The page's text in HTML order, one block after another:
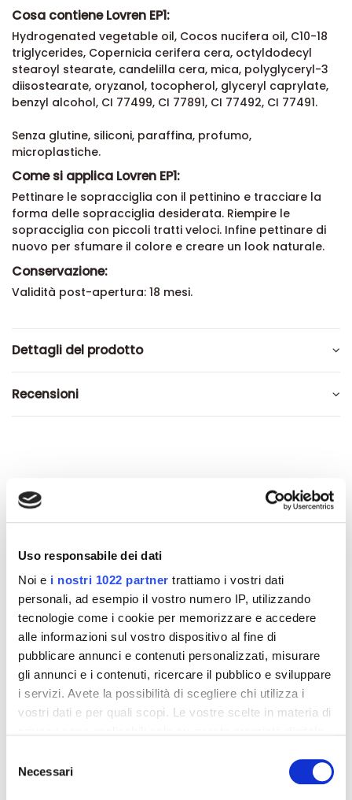
Uso responsabile dei dati
Noi e i nostri 1022 partner trattiamo i vostri dati
personali, ad esempio il vostro numero IP, utilizzando
tecnologie come i cookie per memorizzare e accedere
alle informazioni sul vostro dispositivo al fine di
pubblicare annunci e contenuti personalizzati, misurare
gli annunci e i contenuti, ricercare il pubblico e sviluppare
i servizi. Avete la possibilità di scegliere chi utilizza i
vostri dati e per quali scopi. Le vostre scelte in materia di
modificare o revocare il proprio consenso in qualsiasi
momento dalla Dichiarazione sui cookie o facendo clic
delNecessari
Cosa contiene Lovren EP1:
Hydrogenated vegetable oil, Cocos nucifera oil, C10-18
triglycerides, Copernicia cerifera cera, octyldodecyl
stearoyl stearate, candelilla cera, mica, polyglyceryl-3
diisostearate, oryzanol, tocopherol, glyceryl caprylate,
benzyl alcohol, CI 77499, CI 77891, CI 77492, CI 77491.
Senza glutine, siliconi, paraffina, profumo,
microplastiche.
Come si applica Lovren EP1:
Pettinare le sopracciglia con il pettinino e tracciare la
forma delle sopracciglia desiderata. Riempire le
sopracciglia con piccoli tratti veloci. Infine pettinare di
nuovo per sfumare il colore e creare un look naturale.
Conservazione:
Validità post-apertura: 18 mesi.
Dettagli del prodotto
Recensioni
Altri prodotti che potrebbero
interessarti
Amin 21 K al cacao - 21
-42%
Integratori per dimagrire
Amin 21 K neutro